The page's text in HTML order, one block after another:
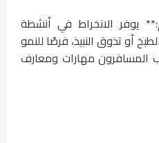
يوفر الانخراط في أنشطة
أو تذوق النبيذ، فرصًا للنمو
المسافرون مهارات ومعارف